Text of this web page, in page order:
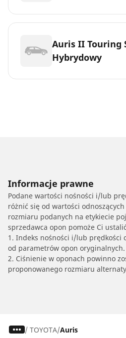
Auris II Touring
Hybrydowy
Informacje prawne
Podane wartości nośności i/lub
różnić się od wartości
rozmiaru podanych na etykiecie
sprzedawca opon pomoże Ci
1. Indeks nośności i/lub prędkości
od parametrów opon oryginalnych.
2. Ciśnienie w oponach powinno
proponowanego rozmiaru
/ TOYOTA Auris